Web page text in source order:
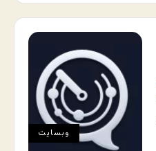
وبسایت